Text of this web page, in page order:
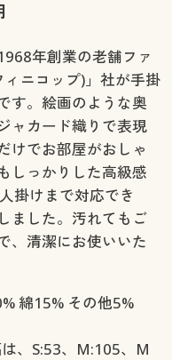
年創業の老舗ファ
ニコップ)」社が手掛
す。絵画のような奥
ャカード織りで表現
けでお部屋がおしゃ
しっかりした高級感
掛けまで対応でき
ました。汚れてもご
、清潔にお使いいた
綿15% その他5%
、S:53、M:105、M